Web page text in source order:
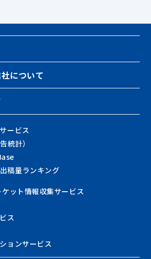
について
ービス
統計）
稿量ランキング
ット情報収集サービス
ス
ョンサービス